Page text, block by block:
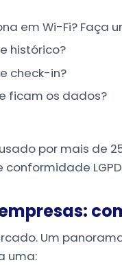
em Wi-Fi? Faça
histórico?
check-in?
ficam os dados?
por mais de
Um
uma: